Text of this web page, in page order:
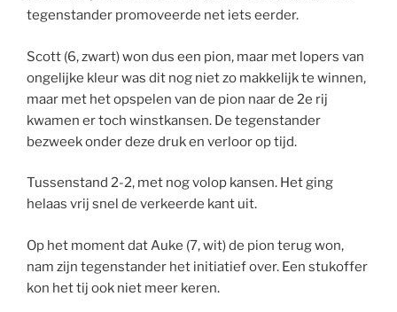
tegenstander promoveerde net iets eerder.
Scott (6, zwart) won dus een pion, maar met lopers van
ongelijke kleur was dit nog niet zo makkelijk te winnen,
maar met het opspelen van de pion naar de 2e rij
kwamen er toch winstkansen. De tegenstander
bezweek onder deze druk en verloor op tijd.
Tussenstand 2-2, met nog volop kansen. Het ging
helaas vrij snel de verkeerde kant uit.
Op het moment dat Auke (7, wit) de pion terug won,
nam zijn tegenstander het initiatief over. Een stukoffer
kon het tij ook niet meer keren.